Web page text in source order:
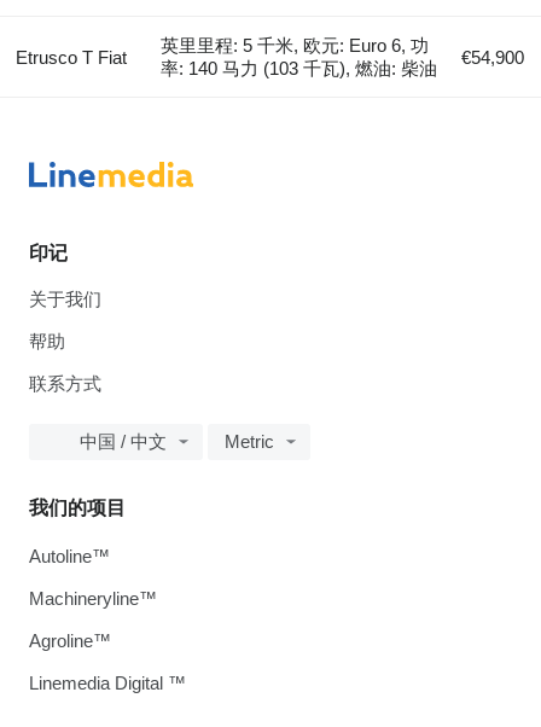
Etrusco T Fiat
英里里程: 5 千米, 欧元: Euro 6, 功
率: 140 马力 (103 千瓦), 燃油: 柴油
€54,900
印记
关于我们
帮助
联系方式
中国 / 中文 Metric
我们的项目
Autoline™
Machineryline™
Agroline™
Linemedia Digital ™